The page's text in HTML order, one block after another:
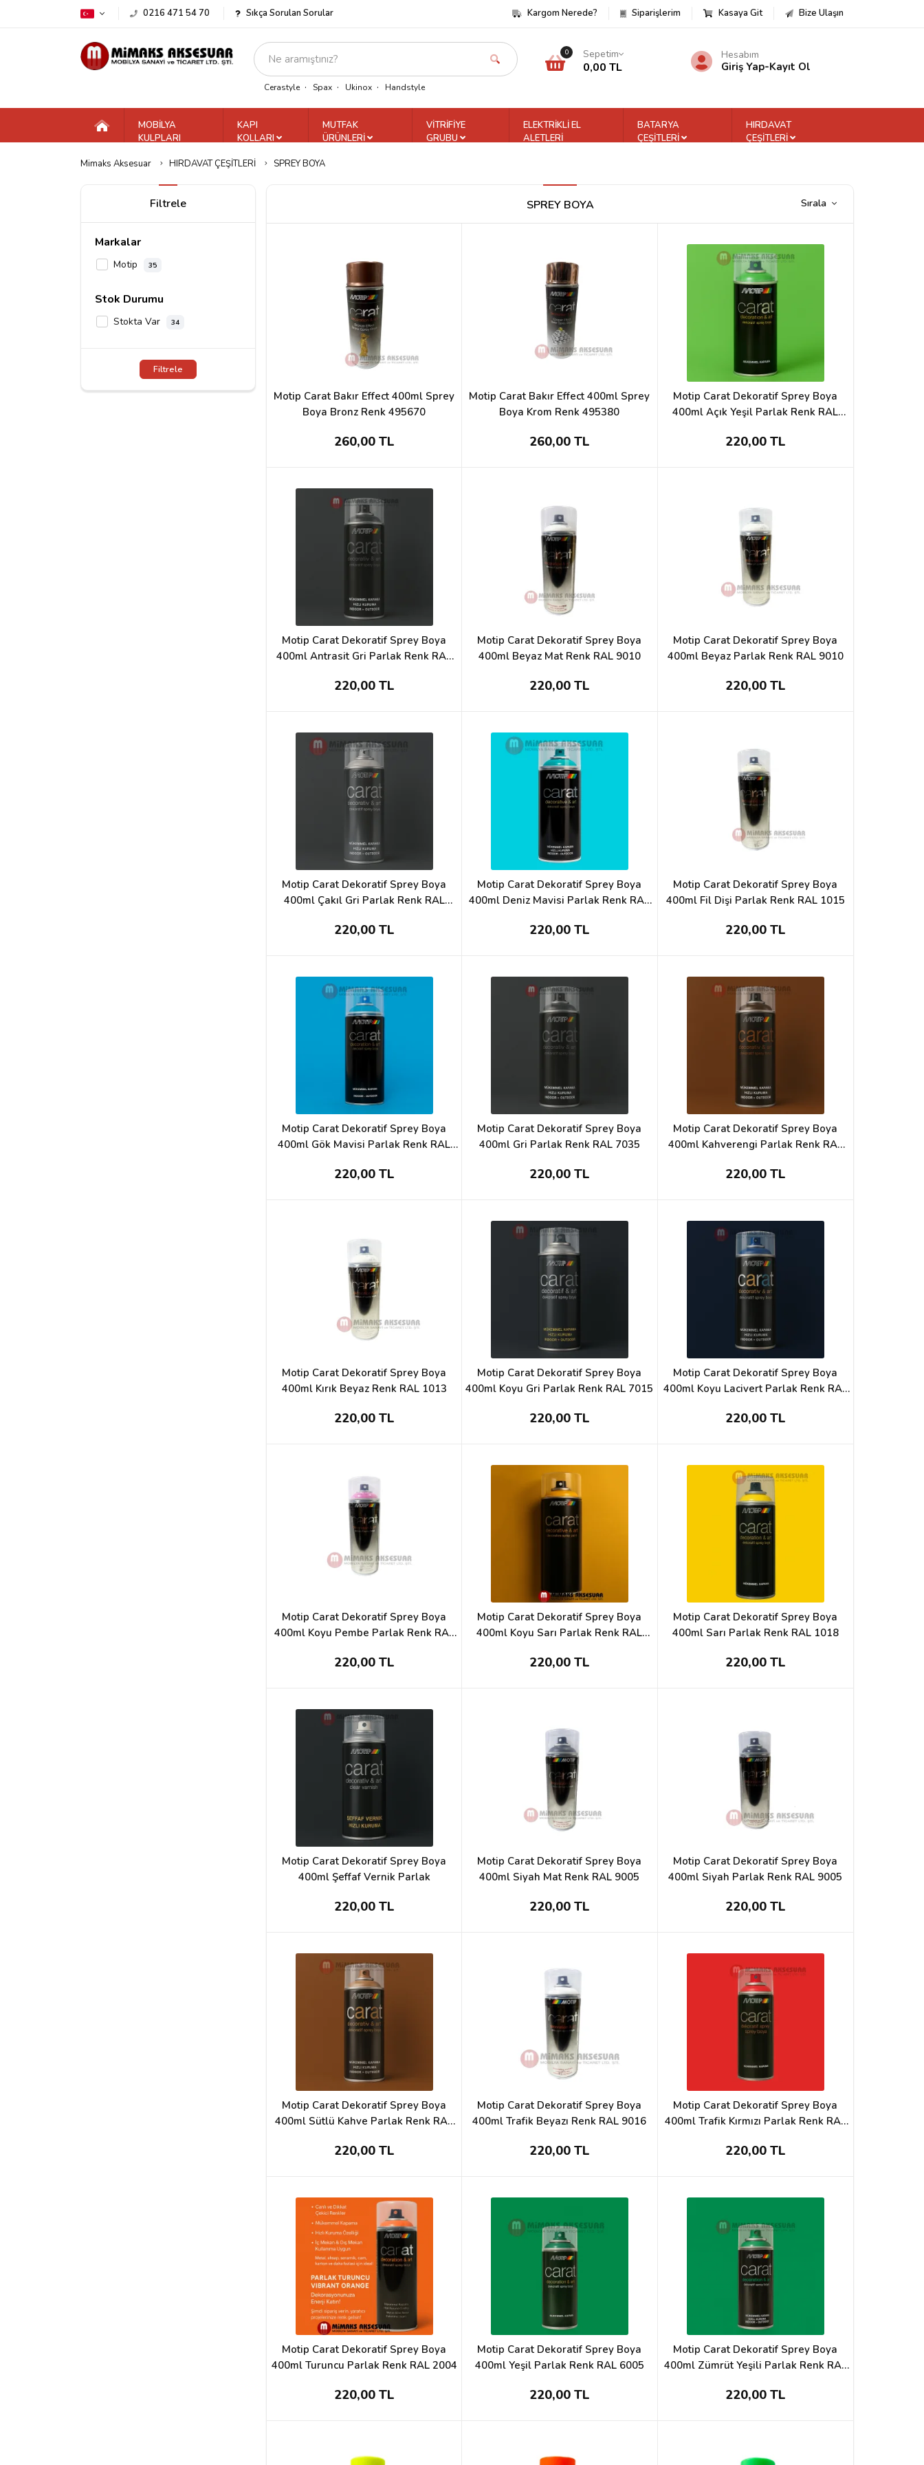
0216 471 54 70 Sıkça Sorulan Sorular Kargom Nerede? Siparişlerim Kasaya Git Bize Ulaşın
Cerastyle Spax Ukinox Handstyle
0 Sepetim
0,00 TL
Hesabım
Giriş Yap-Kayıt Ol
MOBİLYA
KULPLARI
KAPI
KOLLARI
MUTFAK
ÜRÜNLERİ
VİTRİFİYE
GRUBU
ELEKTRİKLİ EL
ALETLERİ
BATARYA
ÇEŞİTLERİ
HIRDAVAT
ÇEŞİTLERİ
Mimaks Aksesuar HIRDAVAT ÇEŞİTLERİ SPREY BOYA
Filtrele
Markalar
Motip 35
Stok Durumu
Stokta Var 34
Filtrele
SPREY BOYA Sırala
Motip Carat Bakır Effect 400ml Sprey
Boya Bronz Renk 495670
260,00 TL
Motip Carat Bakır Effect 400ml Sprey
Boya Krom Renk 495380
260,00 TL
Motip Carat Dekoratif Sprey Boya
400ml Açık Yeşil Parlak Renk RAL
220,00 TL
Motip Carat Dekoratif Sprey Boya
400ml Antrasit Gri Parlak Renk RAL
220,00 TL
Motip Carat Dekoratif Sprey Boya
400ml Beyaz Mat Renk RAL 9010
220,00 TL
Motip Carat Dekoratif Sprey Boya
400ml Beyaz Parlak Renk RAL 9010
220,00 TL
Motip Carat Dekoratif Sprey Boya
400ml Çakıl Gri Parlak Renk RAL
220,00 TL
Motip Carat Dekoratif Sprey Boya
400ml Deniz Mavisi Parlak Renk RAL
220,00 TL
Motip Carat Dekoratif Sprey Boya
400ml Fil Dişi Parlak Renk RAL 1015
220,00 TL
Motip Carat Dekoratif Sprey Boya
400ml Gök Mavisi Parlak Renk RAL
220,00 TL
Motip Carat Dekoratif Sprey Boya
400ml Gri Parlak Renk RAL 7035
220,00 TL
Motip Carat Dekoratif Sprey Boya
400ml Kahverengi Parlak Renk RAL
220,00 TL
Motip Carat Dekoratif Sprey Boya
400ml Kırık Beyaz Renk RAL 1013
220,00 TL
Motip Carat Dekoratif Sprey Boya
400ml Koyu Gri Parlak Renk RAL 7015
220,00 TL
Motip Carat Dekoratif Sprey Boya
400ml Koyu Lacivert Parlak Renk RAL
220,00 TL
Motip Carat Dekoratif Sprey Boya
400ml Koyu Pembe Parlak Renk RAL
220,00 TL
Motip Carat Dekoratif Sprey Boya
400ml Koyu Sarı Parlak Renk RAL
220,00 TL
Motip Carat Dekoratif Sprey Boya
400ml Sarı Parlak Renk RAL 1018
220,00 TL
Motip Carat Dekoratif Sprey Boya
400ml Şeffaf Vernik Parlak
220,00 TL
Motip Carat Dekoratif Sprey Boya
400ml Siyah Mat Renk RAL 9005
220,00 TL
Motip Carat Dekoratif Sprey Boya
400ml Siyah Parlak Renk RAL 9005
220,00 TL
Motip Carat Dekoratif Sprey Boya
400ml Sütlü Kahve Parlak Renk RAL
220,00 TL
Motip Carat Dekoratif Sprey Boya
400ml Trafik Beyazı Renk RAL 9016
220,00 TL
Motip Carat Dekoratif Sprey Boya
400ml Trafik Kırmızı Parlak Renk RAL
220,00 TL
Motip Carat Dekoratif Sprey Boya
400ml Turuncu Parlak Renk RAL 2004
220,00 TL
Motip Carat Dekoratif Sprey Boya
400ml Yeşil Parlak Renk RAL 6005
220,00 TL
Motip Carat Dekoratif Sprey Boya
400ml Zümrüt Yeşili Parlak Renk RAL
220,00 TL